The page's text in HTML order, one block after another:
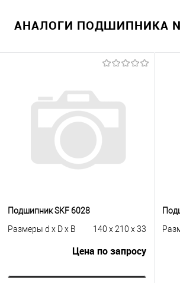
АНАЛОГИ ПОДШИПНИКА
Подшипник SKF 6028
Размеры d x D x B
140 x 210 x 33
Цена по запросу